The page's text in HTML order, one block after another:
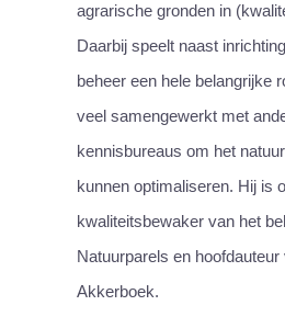
agrarische gronden in
Daarbij speelt naast
beheer een hele belangrijke
veel samengewerkt met
kennisbureaus om het
kunnen optimaliseren. Hij is
kwaliteitsbewaker van het
Natuurparels en hoofdauteur
Akkerboek.